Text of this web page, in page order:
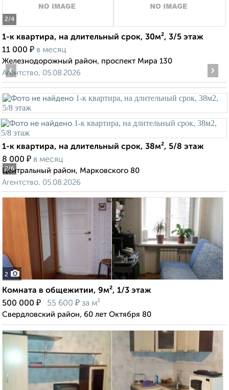
2/4
1-к квартира, на длительный срок, 30м², 3/5 этаж
11 000 ₽ в месяц
Железнодорожный район, проспект Мира 130
Агентство, 05.08.2026
2/6
‹ ›
1-к квартира, на длительный срок, 38м², 5/8 этаж
8 000 ₽ в месяц
Центральный район, Марковского 80
Агентство, 05.08.2026
2
Комната в общежитии, 9м², 1/3 этаж
500 000 ₽ 55 600 ₽ за м²
Свердловский район, 60 лет Октября 80